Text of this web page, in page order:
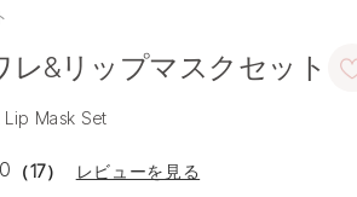
レ&リップマスクセット
Lip Mask Set
（17） レビューを見る